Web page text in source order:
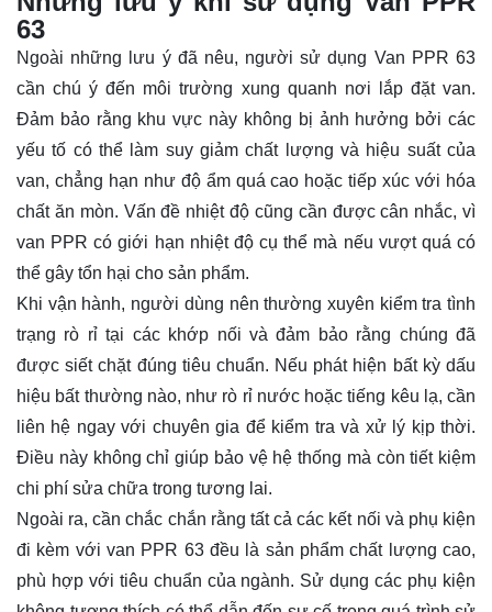
63
Ngoài những lưu ý đã nêu, người sử dụng Van PPR 63
cần chú ý đến môi trường xung quanh nơi lắp đặt van.
Đảm bảo rằng khu vực này không bị ảnh hưởng bởi các
yếu tố có thể làm suy giảm chất lượng và hiệu suất của
van, chẳng hạn như độ ẩm quá cao hoặc tiếp xúc với hóa
chất ăn mòn. Vấn đề nhiệt độ cũng cần được cân nhắc, vì
van PPR có giới hạn nhiệt độ cụ thể mà nếu vượt quá có
thể gây tổn hại cho sản phẩm.
Khi vận hành, người dùng nên thường xuyên kiểm tra tình
trạng rò rỉ tại các khớp nối và đảm bảo rằng chúng đã
được siết chặt đúng tiêu chuẩn. Nếu phát hiện bất kỳ dấu
hiệu bất thường nào, như rò rỉ nước hoặc tiếng kêu lạ, cần
liên hệ ngay với chuyên gia để kiểm tra và xử lý kịp thời.
Điều này không chỉ giúp bảo vệ hệ thống mà còn tiết kiệm
chi phí sửa chữa trong tương lai.
Ngoài ra, cần chắc chắn rằng tất cả các kết nối và phụ kiện
đi kèm với van PPR 63 đều là sản phẩm chất lượng cao,
phù hợp với tiêu chuẩn của ngành. Sử dụng các phụ kiện